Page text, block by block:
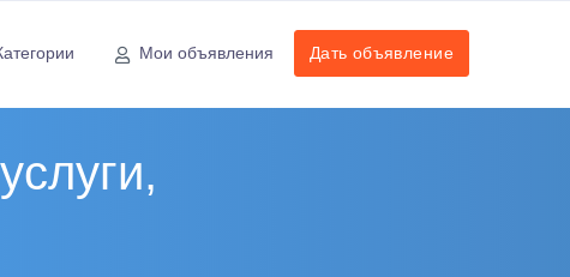
Мои объявления Дать объявление